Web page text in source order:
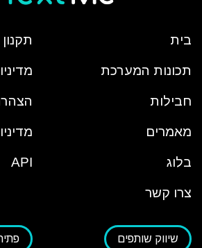
בית
תכונות המערכת
חבילות
מאמרים
בלוג
צרו קשר
תקנון
API
שיווק שותפים